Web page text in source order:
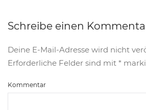
Schreibe einen
Deine E-Mail-Adresse wird nicht
Erforderliche Felder sind mit *
Kommentar